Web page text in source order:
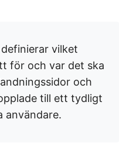
vilket
för och var det ska
och
till ett tydligt
användare.